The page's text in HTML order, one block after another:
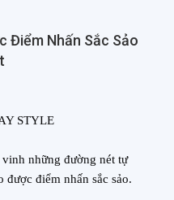
Điểm Nhấn Sắc Sảo
STYLE
vinh những đường nét tự
được điểm nhấn sắc sảo.